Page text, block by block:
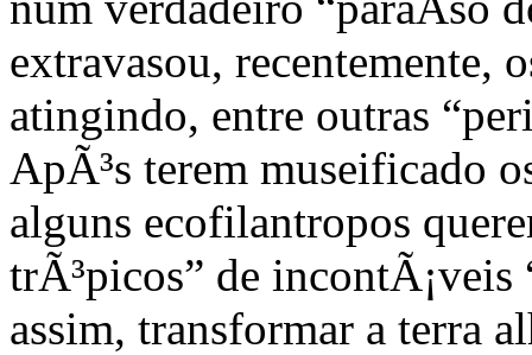
extravasou, recentemente,
atingindo, entre outras
ApÃ³s terem museificado
alguns ecofilantropos
trÃ³picos” de incontÃ¡veis
assim, transformar a terra